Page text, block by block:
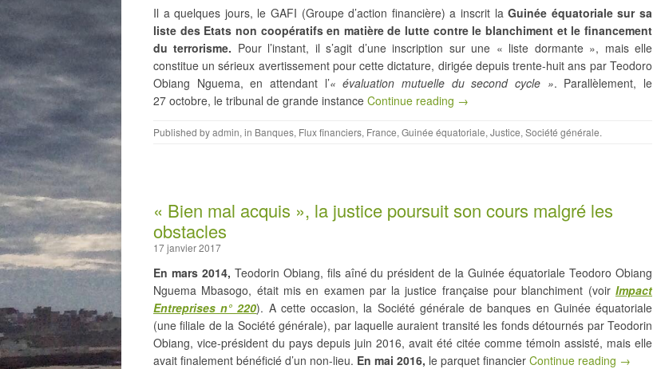
Il a quelques jours, le GAFI (Groupe d’action financière) a inscrit laGuinée équatoriale sur sa
liste des Etats non coopératifs en matière de lutte contre le blanchiment et le financement
du terrorisme. Pour l’instant, il s’agit d’une inscription sur une « liste dormante », mais elle
constitue un sérieux avertissement pour cette dictature, dirigée depuis trente-huit ans par Teodoro
Obiang Nguema, en attendant l’« évaluation mutuelle du second cycle ». Parallèlement, le
27 octobre, le tribunal de grande instance Continue reading →
Published byadmin, in Banques, Flux financiers, France, Guinée équatoriale, Justice, Société générale.
« Bien mal acquis », la justice poursuit son cours malgré les
obstacles
17 janvier 2017
En mars 2014, Teodorin Obiang, fils aîné du président de la Guinée équatoriale Teodoro Obiang
Nguema Mbasogo, était mis en examen par la justice française pour blanchiment (voir Impact
Entreprises n° 220). A cette occasion, la Société générale de banques en Guinée équatoriale
(une filiale de la Société générale), par laquelle auraient transité les fonds détournés par Teodorin
Obiang, vice-président du pays depuis juin 2016, avait été citée comme témoin assisté, mais elle
avait finalement bénéficié d’un non-lieu. En mai 2016, le parquet financier Continue reading →